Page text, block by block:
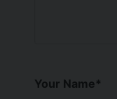
Your Name*